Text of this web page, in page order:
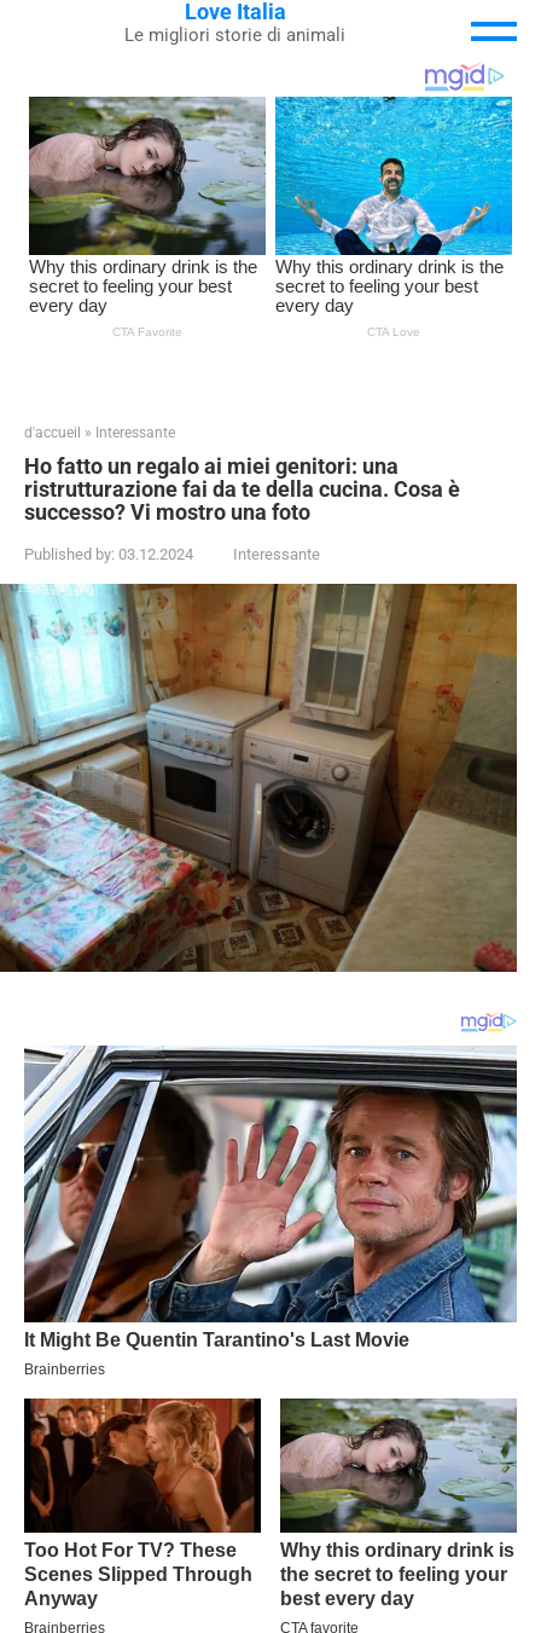
Love Italia
Le migliori storie di animali
d'accueil » Interessante
Ho fatto un regalo ai miei genitori: una
ristrutturazione fai da te della cucina. Cosa è
successo? Vi mostro una foto
Published by: 03.12.2024 Interessante